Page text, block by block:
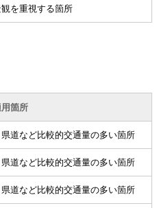
を重視する箇所
箇所
県道など比較的交通量の多い箇所
県道など比較的交通量の多い箇所
県道など比較的交通量の多い箇所